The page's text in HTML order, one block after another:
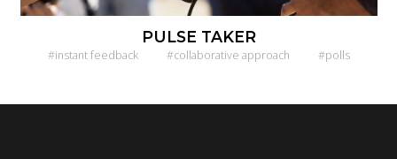
PULSE TAKER
#instant feedback #collaborative approach #polls